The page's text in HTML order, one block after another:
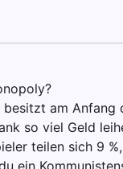
am Anfang
so viel Geld
teilen sich 9
ein